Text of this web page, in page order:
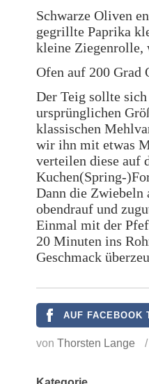
Schwarze Oliven
gegrillte Paprika
kleine Ziegenrolle,
Ofen auf 200 Grad
Der Teig sollte
ursprünglichen
klassischen
wir ihn mit etwas
verteilen diese auf
Kuchen(Spring-
Dann die Zwiebeln
obendrauf und
Einmal mit der
20 Minuten ins
Geschmack
AUF FACEBOOK
von Thorsten Lange /